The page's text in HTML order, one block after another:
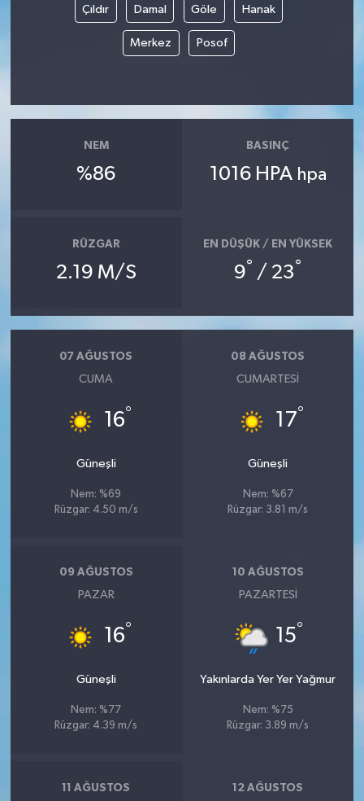
Çıldır Damal Göle Hanak
Merkez Posof
NEM
%86
BASINÇ
1016 HPA hpa
RÜZGAR
2.19 M/S
EN DÜŞÜK / EN YÜKSEK
9° / 23°
07 AĞUSTOS
CUMA
16°
Güneşli
Nem: %69
Rüzgar: 4.50 m/s
08 AĞUSTOS
CUMARTESI
17°
Güneşli
Nem: %67
Rüzgar: 3.81 m/s
09 AĞUSTOS
PAZAR
16°
Güneşli
Nem: %77
Rüzgar: 4.39 m/s
10 AĞUSTOS
PAZARTESI
15°
Yakınlarda Yer Yer Yağmur
Nem: %75
Rüzgar: 3.89 m/s
11 AĞUSTOS 12 AĞUSTOS
MEDYA
TEKNOLOJİ
YAŞAM